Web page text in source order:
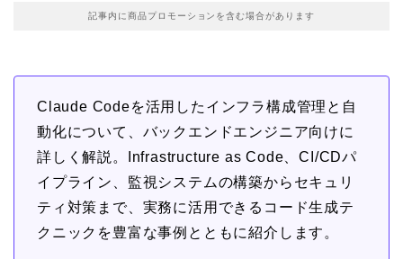
記事内に商品プロモーションを含む場合があります
Claude Codeを活用したインフラ構成管理と自
動化について、バックエンドエンジニア向けに
詳しく解説。Infrastructure as Code、CI/CDパ
イプライン、監視システムの構築からセキュリ
ティ対策まで、実務に活用できるコード生成テ
クニックを豊富な事例とともに紹介します。